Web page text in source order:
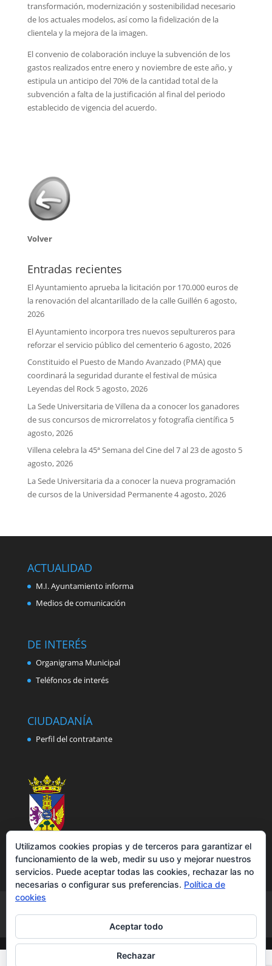
transformación, modernización y sostenibilidad necesario
de los actuales modelos, así como la fidelización de la
clientela y la mejora de la imagen.
El convenio de colaboración incluye la subvención de los
gastos realizados entre enero y noviembre de este año, y
estipula un anticipo del 70% de la cantidad total de la
subvención a falta de la justificación al final del periodo
establecido de vigencia del acuerdo.
Volver
Entradas recientes
El Ayuntamiento aprueba la licitación por 170.000 euros de
la renovación del alcantarillado de la calle Guillén 6 agosto,
2026
El Ayuntamiento incorpora tres nuevos sepultureros para
reforzar el servicio público del cementerio 6 agosto, 2026
Constituido el Puesto de Mando Avanzado (PMA) que
coordinará la seguridad durante el festival de música
Leyendas del Rock 5 agosto, 2026
La Sede Universitaria de Villena da a conocer los ganadores
de sus concursos de microrrelatos y fotografía científica 5
agosto, 2026
Villena celebra la 45ª Semana del Cine del 7 al 23 de agosto 5
agosto, 2026
La Sede Universitaria da a conocer la nueva programación
de cursos de la Universidad Permanente4 agosto, 2026
ACTUALIDAD
M.I. Ayuntamiento informa
Medios de comunicación
DE INTERÉS
Organigrama Municipal
Teléfonos de interés
CIUDADANÍA
Perfil del contratante
Política de cookies
Accesibilidad
Utilizamos cookies propias y de terceros para garantizar el
funcionamiento de la web, medir su uso y mejorar nuestros
servicios. Puede aceptar todas las cookies, rechazar las no
necesarias o configurar sus preferencias. Política de
cookies
Aceptar todo
Rechazar